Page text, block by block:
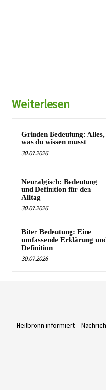
Weiterlesen
Grinden Bedeutung: Alles,
was du wissen musst
30.07.2026
Neuralgisch: Bedeutung
und Definition für den
Alltag
30.07.2026
Biter Bedeutung: Eine
umfassende Erklärung
Definition
30.07.2026
Heilbronn informiert –